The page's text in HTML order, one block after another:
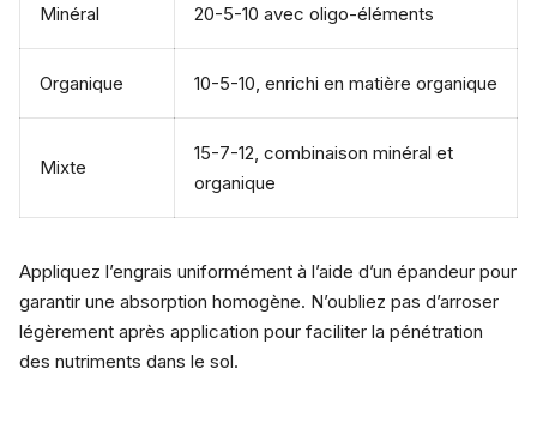
Minéral 20-5-10 avec oligo-éléments
Organique 10-5-10, enrichi en matière organique
Mixte
15-7-12, combinaison minéral et
organique
Appliquez l’engrais uniformément à l’aide d’un épandeur pour
garantir une absorption homogène. N’oubliez pas d’arroser
légèrement après application pour faciliter la pénétration
des nutriments dans le sol.